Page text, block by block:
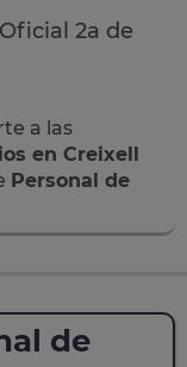
2a de
a las
en Creixell
Personal de
de